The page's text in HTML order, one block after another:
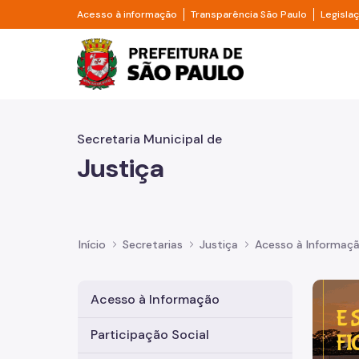
Pular para o Conteúdo principal
Acesso à informação Divisor de acesso à informação
Transparência São Paulo Divisor
Prefeitura de São
Secretaria Municipal de
Justiça
Início Secretarias Justiça Acesso à
Acesso à Informação
Participação Social